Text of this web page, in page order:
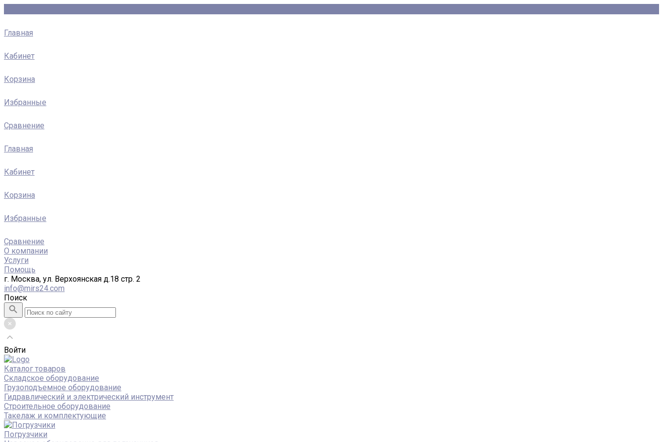
Главная
Кабинет
Корзина
Избранные
Сравнение
Главная
Кабинет
Корзина
Избранные
Сравнение
О компании
Услуги
Помощь
г. Москва, ул. Верхоянская д.18 стр. 2
info@mirs24.com
Поиск
Войти
Каталог товаров
Складское оборудование
Грузоподъемное оборудование
Гидравлический и электрический инструмент
Строительное оборудование
Такелаж и комплектующие
Погрузчики